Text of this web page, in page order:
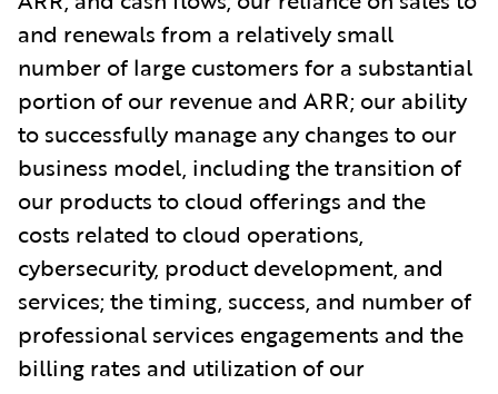
and renewals from a relatively small
number of large customers for a substantial
portion of our revenue and ARR; our ability
to successfully manage any changes to our
business model, including the transition of
our products to cloud offerings and the
costs related to cloud operations,
cybersecurity, product development, and
services; the timing, success, and number of
professional services engagements and the
billing rates and utilization of our